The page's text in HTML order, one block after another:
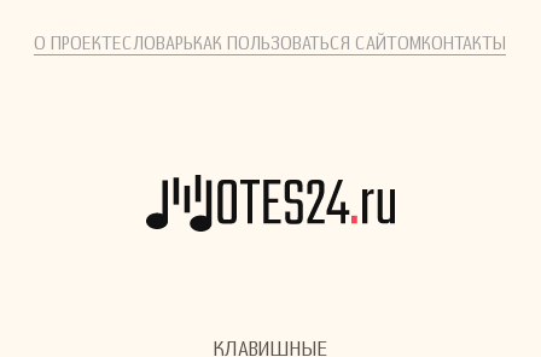
О ПРОЕКТЕСЛОВАРЬКАК ПОЛЬЗОВАТЬСЯ САЙТОМКОНТАКТЫ
КЛАВИШНЫЕ